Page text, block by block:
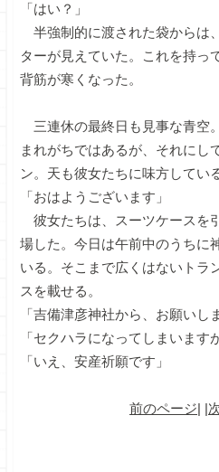
「はい？」
半強制的に渡された袋からは
ターが見えていた。これを持っ
背筋が寒くなった。
三連休の最終日も見事な青空
まれがちではあるが、それにし
ン。天も彼女たちに味方してい
「おはようございます」
彼女たちは、スーツケースを
場した。今日は午前中のうちに
いる。そこまで広くはないトラ
スを載せる。
「吉備津彦神社から、お願いし
「セクハラになってしまいま
「いえ、安産祈願です」
前のページ| |